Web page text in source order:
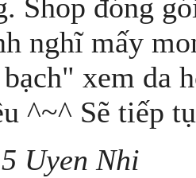
Shop đóng
nghĩ mấy
xem da
^~^ Sẽ tiếp
Uyen Nhi